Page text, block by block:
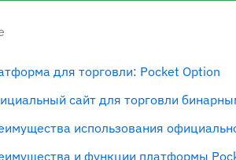
для торговли: Pocket Option
сайт для торговли
использования
и функции платформы